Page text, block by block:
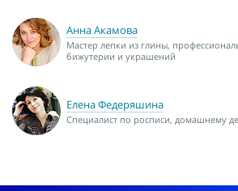
Анна Акамова
Мастер лепки из глины,
бижутерии и украшений
Елена Федеряшина
Специалист по росписи, домашнему